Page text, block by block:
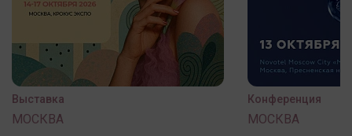
Выставка
МОСКВА
Конференция
МОСКВА